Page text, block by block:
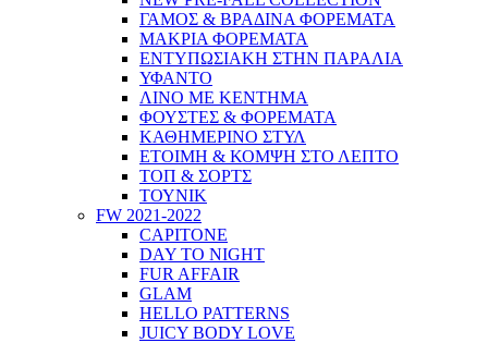
ΓΑΜΟΣ & ΒΡΑΔΙΝΑ ΦΟΡΕΜΑΤΑ
ΜΑΚΡΙΑ ΦΟΡΕΜΑΤΑ
ΕΝΤΥΠΩΣΙΑΚΗ ΣΤΗΝ ΠΑΡΑΛΙΑ
ΥΦΑΝΤΟ
ΛΙΝΟ ΜΕ ΚΕΝΤΗΜΑ
ΦΟΥΣΤΕΣ & ΦΟΡΕΜΑΤΑ
ΚΑΘΗΜΕΡΙΝΟ ΣΤΥΛ
ΕΤΟΙΜΗ & ΚΟΜΨΗ ΣΤΟ ΛΕΠΤΟ
ΤΟΠ & ΣΟΡΤΣ
ΤΟΥΝΙΚ
FW 2021-2022
CAPITONE
DAY TO NIGHT
FUR AFFAIR
GLAM
HELLO PATTERNS
JUICY BODY LOVE